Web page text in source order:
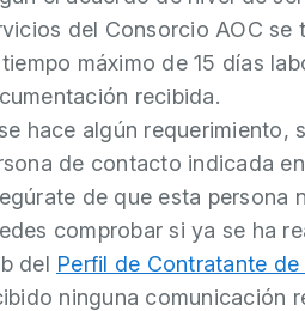
del Consorcio AOC se
máximo de 15 días
recibida.
hace algún requerimiento,
de contacto indicada
de que esta persona
comprobar si ya se ha
del Perfil de Contratante
ninguna comunicación